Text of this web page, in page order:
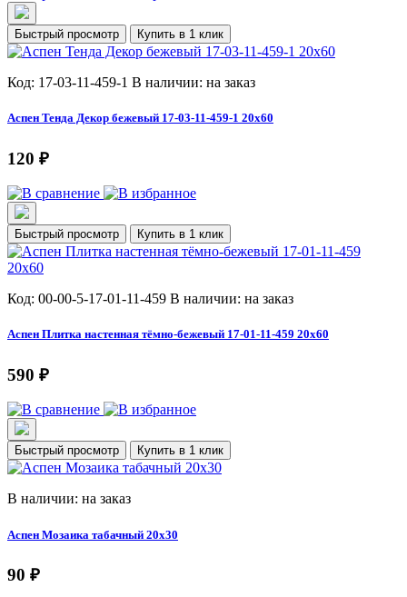
Быстрый просмотр Купить в 1 клик
Код: 17-03-11-459-1 В наличии: на заказ
Аспен Тенда Декор бежевый 17-03-11-459-1 20х60
120 ₽
Быстрый просмотр Купить в 1 клик
Код: 00-00-5-17-01-11-459 В наличии: на заказ
Аспен Плитка настенная тёмно-бежевый 17-01-11-459 20х60
590 ₽
Быстрый просмотр Купить в 1 клик
В наличии: на заказ
Аспен Мозаика табачный 20х30
90 ₽